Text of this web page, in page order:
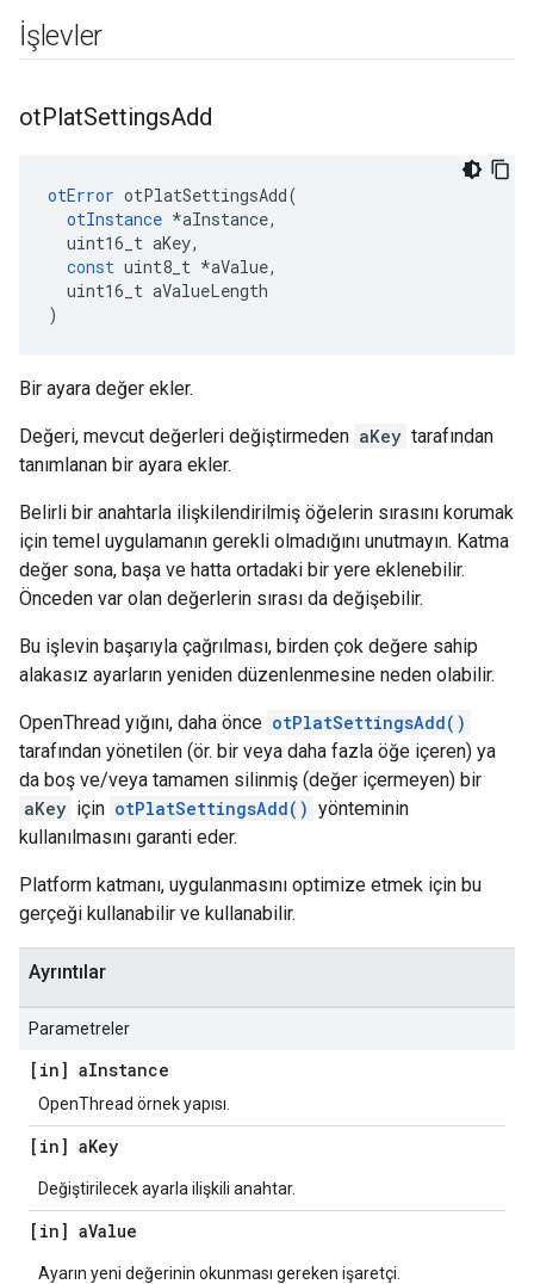
İşlevler
otPlatSettingsAdd
otError otPlatSettingsAdd(
otInstance *aInstance,
uint16_t aKey,
const uint8_t *aValue,
uint16_t aValueLength
)
Bir ayara değer ekler.
Değeri, mevcut değerleri değiştirmeden aKey tarafından
tanımlanan bir ayara ekler.
Belirli bir anahtarla ilişkilendirilmiş öğelerin sırasını korumak
için temel uygulamanın gerekli olmadığını unutmayın. Katma
değer sona, başa ve hatta ortadaki bir yere eklenebilir.
Önceden var olan değerlerin sırası da değişebilir.
Bu işlevin başarıyla çağrılması, birden çok değere sahip
alakasız ayarların yeniden düzenlenmesine neden olabilir.
OpenThread yığını, daha önce otPlatSettingsAdd()
tarafından yönetilen (ör. bir veya daha fazla öğe içeren) ya
da boş ve/veya tamamen silinmiş (değer içermeyen) bir
aKey için otPlatSettingsAdd() yönteminin
kullanılmasını garanti eder.
Platform katmanı, uygulanmasını optimize etmek için bu
gerçeği kullanabilir ve kullanabilir.
Ayrıntılar
Parametreler
[in] aInstance
OpenThread örnek yapısı.
[in] aKey
Değiştirilecek ayarla ilişkili anahtar.
[in] aValue
Ayarın yeni değerinin okunması gereken işaretçi.